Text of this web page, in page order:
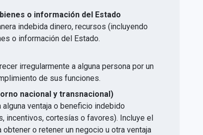
o información del Estado
indebida dinero, recursos (incluyendo
o información del Estado.
irregularmente a alguna persona por un
de sus funciones.
nacional y transnacional)
ventaja o beneficio indebido
incentivos, cortesías o favores). Incluye el
o retener un negocio u otra ventaja